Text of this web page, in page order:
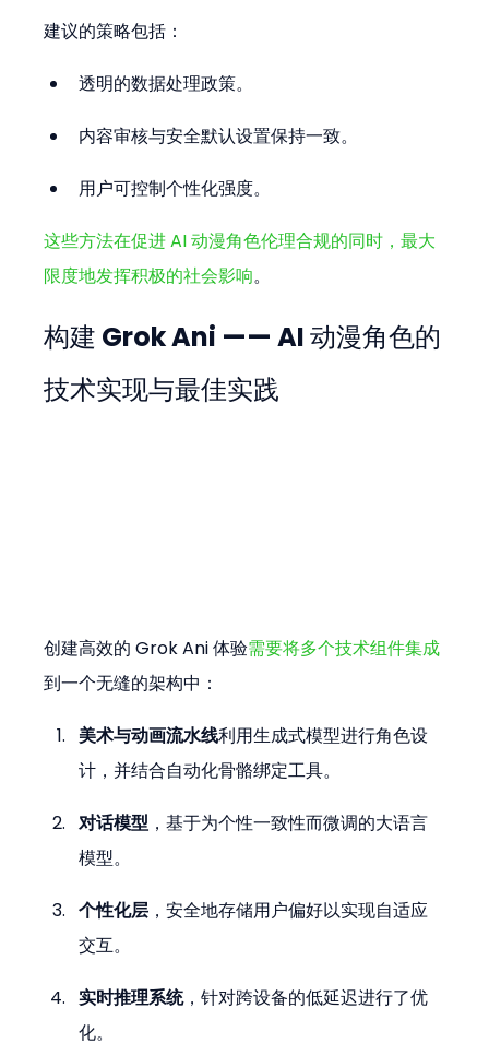
建议的策略包括：
透明的数据处理政策。
内容审核与安全默认设置保持一致。
用户可控制个性化强度。
这些方法在促进 AI 动漫角色伦理合规的同时，最大
限度地发挥积极的社会影响。
构建 Grok Ani —— AI 动漫角色的
技术实现与最佳实践
创建高效的 Grok Ani 体验需要将多个技术组件集成
到一个无缝的架构中：
美术与动画流水线利用生成式模型进行角色设
计，并结合自动化骨骼绑定工具。
对话模型 ，基于为个性一致性而微调的大语言
模型。
个性化层 ，安全地存储用户偏好以实现自适应
交互。
实时推理系统，针对跨设备的低延迟进行了优
化。